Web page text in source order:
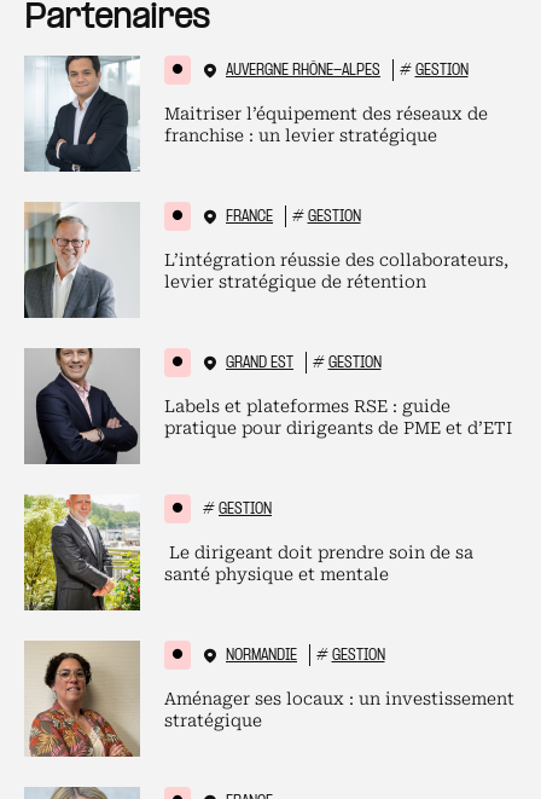
Partenaires
AUVERGNE RHÔNE-ALPES # GESTION
Maitriser l’équipement des réseaux de
franchise : un levier stratégique
FRANCE # GESTION
L’intégration réussie des collaborateurs,
levier stratégique de rétention
GRAND EST # GESTION
Labels et plateformes RSE : guide
pratique pour dirigeants de PME et d’ETI
# GESTION
Le dirigeant doit prendre soin de sa
santé physique et mentale
NORMANDIE # GESTION
Aménager ses locaux : un investissement
stratégique